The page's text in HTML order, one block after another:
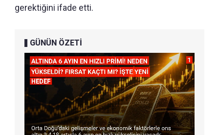
gerektiğini ifade etti.
GÜNÜN ÖZETİ